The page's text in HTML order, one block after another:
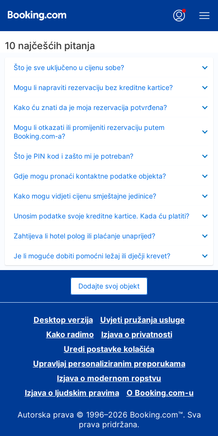
10 najčešćih pitanja
Što je sve uključeno u cijenu sobe?
Sažeto
Mogu li napraviti rezervaciju bez kreditne kartice?
Kako ću znati da je moja rezervacija potvrđena?
Mogu li otkazati ili promijeniti rezervaciju putem
Booking.com-a?
Što je PIN kod i zašto mi je potreban?
Sažeto
Gdje mogu pronaći kontaktne podatke objekta?
Kako mogu vidjeti cijenu smještajne jedinice?
Unosim podatke svoje kreditne kartice. Kada ću platiti?
Zahtijeva li hotel polog ili plaćanje unaprijed?
Je li moguće dobiti pomoćni ležaj ili dječji krevet?
Dodajte svoj objekt
Desktop verzija
Uvjeti pružanja usluge
Kako radimo
Izjava o privatnosti
Uredi postavke kolačića
Upravljaj personaliziranim preporukama
Izjava o modernom ropstvu
Izjava o ljudskim pravima
O Booking.com-u
Autorska prava © 1996–2026 Booking.com™. Sva
prava pridržana.